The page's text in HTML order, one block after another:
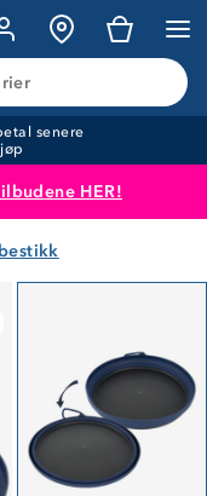
senere
HER!
Til kassen